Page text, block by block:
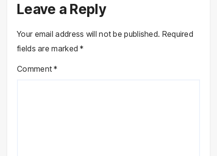
Leave a Reply
Your email address will not be published. Required
fields are marked*
Comment*